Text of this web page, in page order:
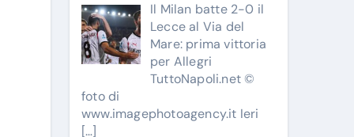
Il Milan batte 2-0 il
Lecce al Via del
Mare: prima vittoria
per Allegri
TuttoNapoli.net ©
foto di
www.imagephotoagency.it Ieri
[…]